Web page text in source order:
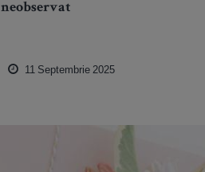
neobservat
11 Septembrie 2025